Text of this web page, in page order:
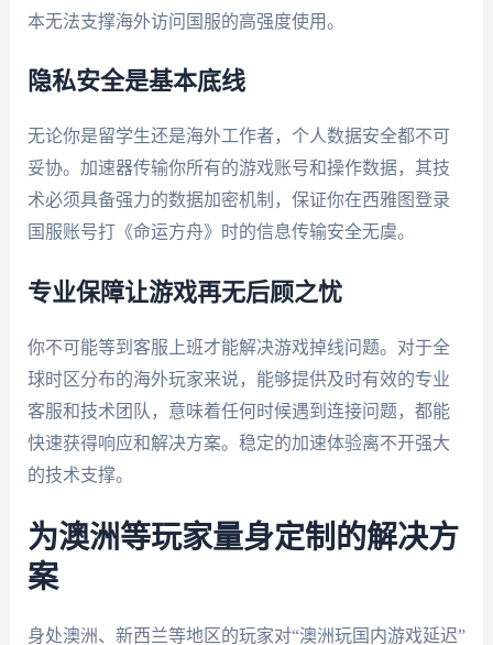
本无法支撑海外访问国服的高强度使用。
隐私安全是基本底线
无论你是留学生还是海外工作者，个人数据安全都不可
妥协。加速器传输你所有的游戏账号和操作数据，其技
术必须具备强力的数据加密机制，保证你在西雅图登录
国服账号打《命运方舟》时的信息传输安全无虞。
专业保障让游戏再无后顾之忧
你不可能等到客服上班才能解决游戏掉线问题。对于全
球时区分布的海外玩家来说，能够提供及时有效的专业
客服和技术团队，意味着任何时候遇到连接问题，都能
快速获得响应和解决方案。稳定的加速体验离不开强大
的技术支撑。
为澳洲等玩家量身定制的解决方
案
身处澳洲、新西兰等地区的玩家对“澳洲玩国内游戏延迟”